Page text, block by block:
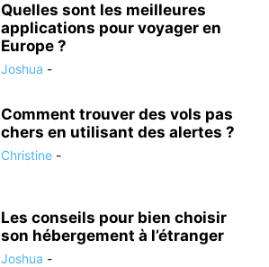
Quelles sont les meilleures
applications pour voyager en
Europe ?
Joshua -
Comment trouver des vols pas
chers en utilisant des alertes ?
Christine -
Les conseils pour bien choisir
son hébergement à l’étranger
Joshua -